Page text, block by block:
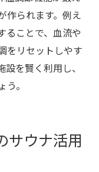
作られます。例え
ることで、血流や
をリセットしやす
を賢く利用し、
。
サウナ活用